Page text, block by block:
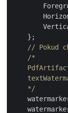
    };
// Pokud
/*
    */